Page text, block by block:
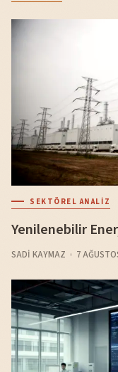
SEKTÖREL ANALIZ
Yenilenebilir
SADI KAYMAZ 7